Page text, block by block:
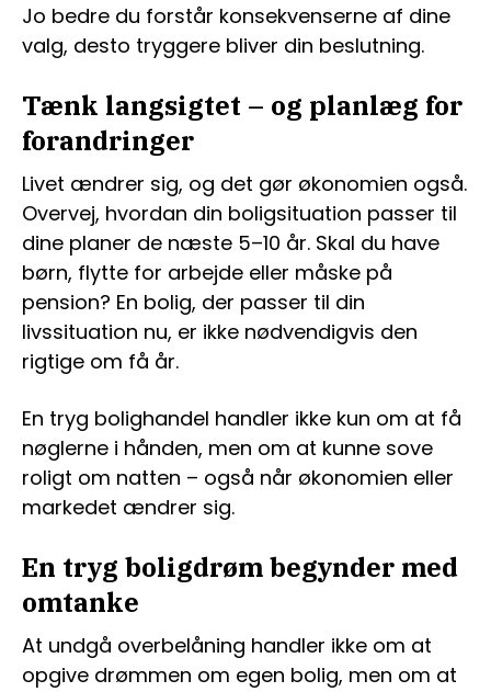
Jo bedre du forstår konsekvenserne af dine
valg, desto tryggere bliver din beslutning.
Tænk langsigtet – og planlæg for
forandringer
Livet ændrer sig, og det gør økonomien også.
Overvej, hvordan din boligsituation passer til
dine planer de næste 5–10 år. Skal du have
børn, flytte for arbejde eller måske på
pension? En bolig, der passer til din
livssituation nu, er ikke nødvendigvis den
rigtige om få år.
En tryg bolighandel handler ikke kun om at få
nøglerne i hånden, men om at kunne sove
roligt om natten – også når økonomien eller
markedet ændrer sig.
En tryg boligdrøm begynder med
omtanke
At undgå overbelåning handler ikke om at
opgive drømmen om egen bolig, men om at